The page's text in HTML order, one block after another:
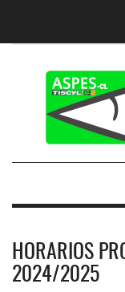
HORARIOS
2024/2025